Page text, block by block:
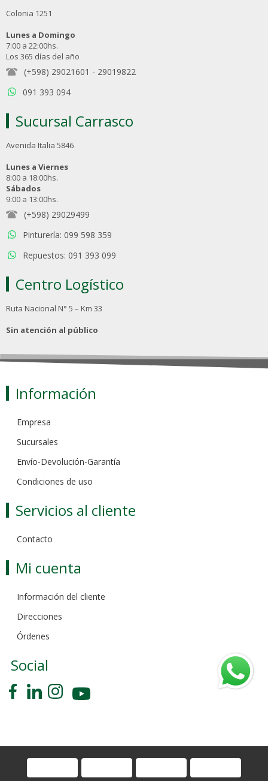
Colonia 1251
Lunes a Domingo
7:00 a 22:00hs.
Los 365 días del año
(+598) 29021601 - 29019822
091 393 094
Sucursal Carrasco
Avenida Italia 5846
Lunes a Viernes
8:00 a 18:00hs.
Sábados
9:00 a 13:00hs.
(+598) 29029499
Pinturería: 099 598 359
Repuestos: 091 393 099
Centro Logístico
Ruta Nacional N° 5 – Km 33
Sin atención al público
Información
Empresa
Sucursales
Envío-Devolución-Garantía
Condiciones de uso
Servicios al cliente
Contacto
Mi cuenta
Información del cliente
Direcciones
Órdenes
Social